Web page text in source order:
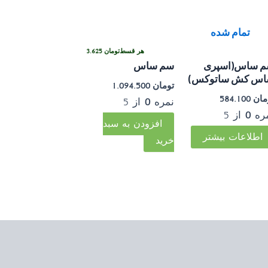
تمام شده
ساس(اسپری
کش ساتوکس)
0از 5
اطلاعات بیشتر
هر قسطتومان273.625
سم ساس
تومان
نمره0از 5
افزودن به سبد
خرید